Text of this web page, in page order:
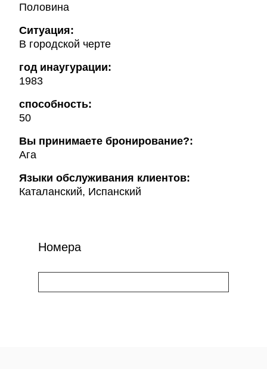
Половина
Ситуация:
В городской черте
год инаугурации:
1983
способность:
50
Вы принимаете бронирование?:
Ага
Языки обслуживания клиентов:
Каталанский, Испанский
Номера